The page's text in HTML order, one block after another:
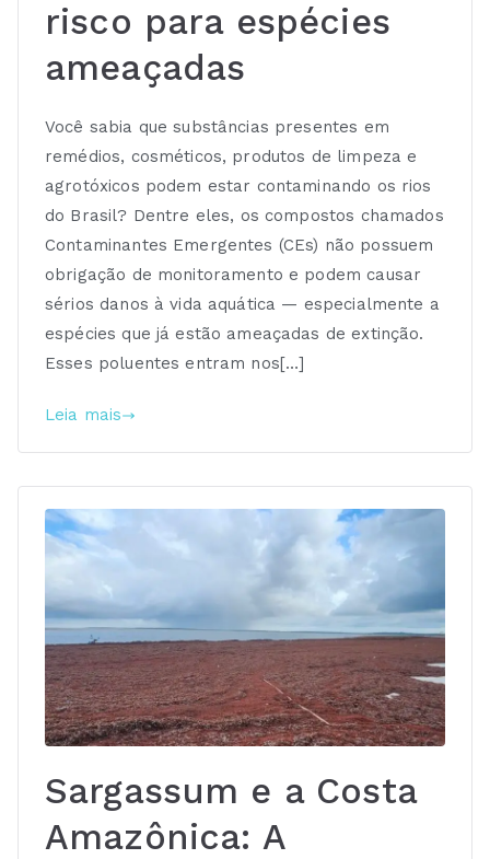
risco para espécies
ameaçadas
Você sabia que substâncias presentes em
remédios, cosméticos, produtos de limpeza e
agrotóxicos podem estar contaminando os rios
do Brasil? Dentre eles, os compostos chamados
Contaminantes Emergentes (CEs) não possuem
obrigação de monitoramento e podem causar
sérios danos à vida aquática — especialmente a
espécies que já estão ameaçadas de extinção.
Esses poluentes entram nos[…]
Leia mais
Sargassum e a Costa
Amazônica: A